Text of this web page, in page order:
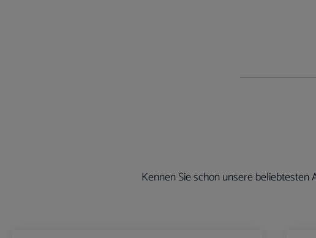
Kennen Sie schon unsere